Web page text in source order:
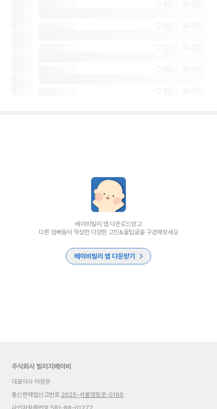
베이비빌리 앱 다운로드받고
다른 엄빠들이 작성한 다양한 고민&꿀팁글을 구경해보세요
베이비빌리 앱 다운받기
주식회사 빌리지베이비
대표이사 이정윤
통신판매업신고번호 2025-서울영등포-0160